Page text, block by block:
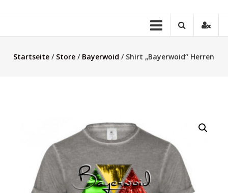
Startseite / Store / Bayerwoid / Shirt „Bayerwoid“ Herren